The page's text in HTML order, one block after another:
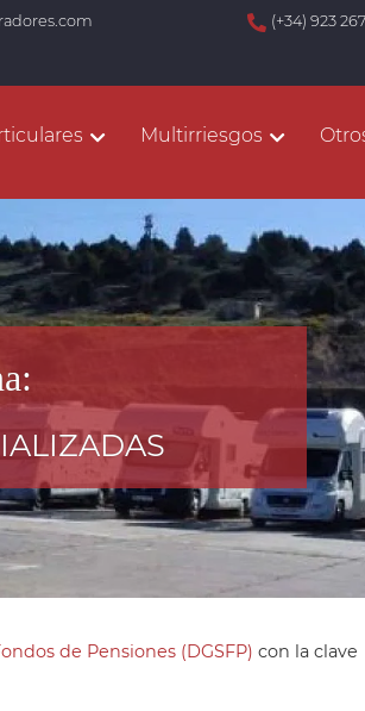
(+34) 923
Multirriesgos
de Pensiones (DGSFP) con la clave